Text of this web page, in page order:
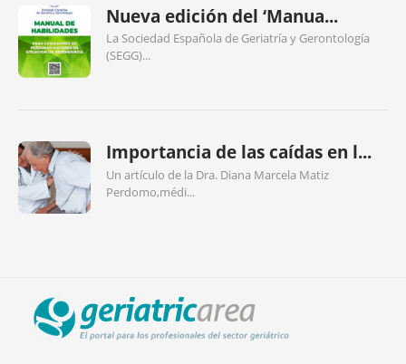
Nueva edición del ‘Manua...
La Sociedad Española de Geriatría y Gerontología
(SEGG)...
Importancia de las caídas en l...
Un artículo de la Dra. Diana Marcela Matiz
Perdomo,médi...